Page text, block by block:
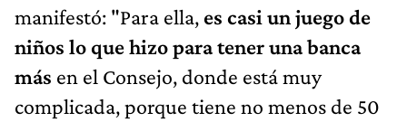
manifestó: "Para ella, es casi un juego de
niños lo que hizo para tener una banca
más en el Consejo, donde está muy
complicada, porque tiene no menos de 50